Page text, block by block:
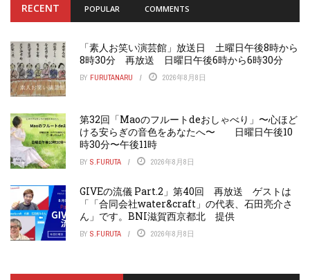
RECENT POPULAR COMMENTS
「素人お笑い演芸館」放送日 土曜日午後8時から
8時30分 再放送 日曜日午後6時から6時30分
BY FURUTANARU 2026年8月8日
第32回「Maoのフルートdeおしゃべり」〜心ほど
ける安らぎの音色をあなたへ〜 日曜日午後10
時30分〜午後11時
BY S.FURUTA 2026年8月8日
GIVEの流儀 Part.2」第40回 再放送 ゲストは
「「合同会社water&craft」の代表、石田亮介さ
ん」です。BNI滋賀西京都北 提供
BY S.FURUTA 2026年8月8日